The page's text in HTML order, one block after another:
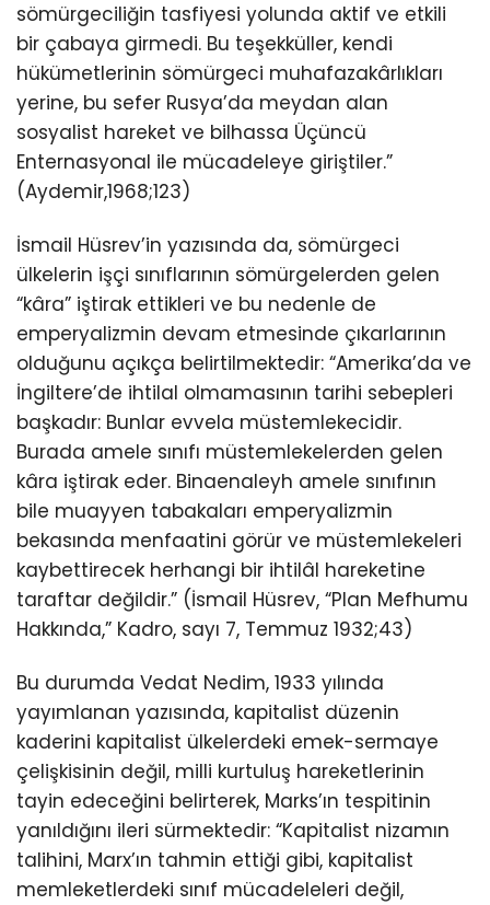
sömürgeciliğin tasfiyesi yolunda aktif ve etkili
bir çabaya girmedi. Bu teşekküller, kendi
hükümetlerinin sömürgeci muhafazakârlıkları
yerine, bu sefer Rusya’da meydan alan
sosyalist hareket ve bilhassa Üçüncü
Enternasyonal ile mücadeleye giriştiler.”
(Aydemir,1968;123)
İsmail Hüsrev’in yazısında da, sömürgeci
ülkelerin işçi sınıflarının sömürgelerden gelen
“kâra” iştirak ettikleri ve bu nedenle de
emperyalizmin devam etmesinde çıkarlarının
olduğunu açıkça belirtilmektedir: “Amerika’da ve
İngiltere’de ihtilal olmamasının tarihi sebepleri
başkadır: Bunlar evvela müstemlekecidir.
Burada amele sınıfı müstemlekelerden gelen
kâra iştirak eder. Binaenaleyh amele sınıfının
bile muayyen tabakaları emperyalizmin
bekasında menfaatini görür ve müstemlekeleri
kaybettirecek herhangi bir ihtilâl hareketine
taraftar değildir.” (İsmail Hüsrev, “Plan Mefhumu
Hakkında,” Kadro, sayı 7, Temmuz 1932;43)
Bu durumda Vedat Nedim, 1933 yılında
yayımlanan yazısında, kapitalist düzenin
kaderini kapitalist ülkelerdeki emek-sermaye
çelişkisinin değil, milli kurtuluş hareketlerinin
tayin edeceğini belirterek, Marks’ın tespitinin
yanıldığını ileri sürmektedir: “Kapitalist nizamın
talihini, Marx’ın tahmin ettiği gibi, kapitalist
memleketlerdeki sınıf mücadeleleri değil,